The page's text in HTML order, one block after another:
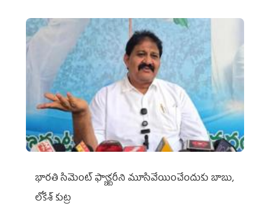
భారతి సిమెంట్ ఫ్యాక్టరీని మూసివేయించేందుకు బాబు,
లోకేశ్ కుట్ర